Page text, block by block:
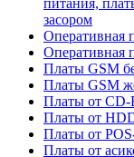
засором
Оперативная
Оперативная
Платы GSM
Платы GSM
Платы от
Платы от
Платы от
Платы от